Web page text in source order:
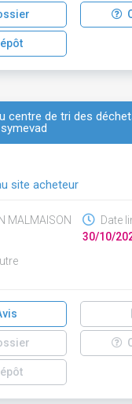
centre de tri des
site acheteur
MALMAISON
Date
30/10/